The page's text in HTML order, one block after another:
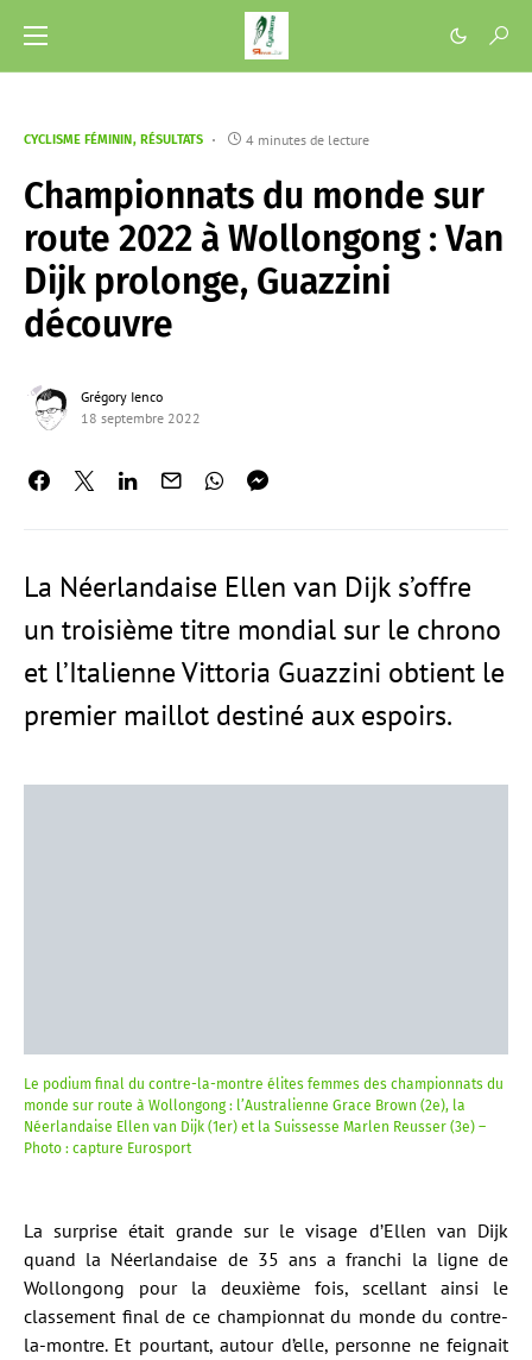
CYCLISME FÉMININ RÉSULTATS 4 minutes de lecture
Championnats du monde sur
route 2022 à Wollongong : Van
Dijk prolonge, Guazzini
découvre
Grégory Ienco
18 septembre 2022
La Néerlandaise Ellen van Dijk s’offre
un troisième titre mondial sur le chrono
et l’Italienne Vittoria Guazzini obtient le
premier maillot destiné aux espoirs.
Le podium final du contre-la-montre élites femmes des championnats du
monde sur route à Wollongong : l’Australienne Grace Brown (2e), la
Néerlandaise Ellen van Dijk (1er) et la Suissesse Marlen Reusser (3e) –
Photo : capture Eurosport
La surprise était grande sur le visage d’Ellen van Dijk
quand la Néerlandaise de 35 ans a franchi la ligne de
Wollongong pour la deuxième fois, scellant ainsi le
classement final de ce championnat du monde du contre-
la-montre. Et pourtant, autour d’elle, personne ne feignait